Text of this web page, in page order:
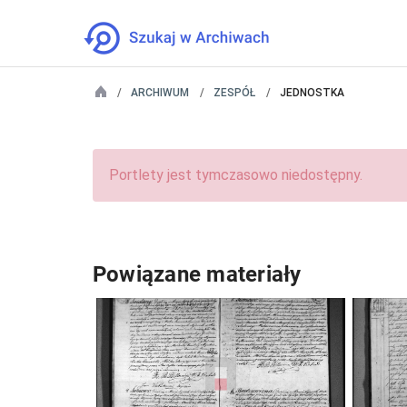
ARCHIWUM ZESPÓŁ JEDNOSTKA
Portlety jest tymczasowo niedostępny.
Powiązane materiały